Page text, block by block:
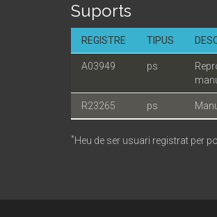
Suports
REGISTRE TIPUS
A03949 ps
R23265 ps
*Heu de ser usuari registrat per